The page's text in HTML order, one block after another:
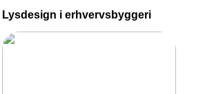
Lysdesign i erhvervsbyggeri